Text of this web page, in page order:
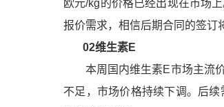
欧元/kg的价格已经出现在市场
报价需求，相信后期合同的签订
02维生素E
本周国内维生素E市场主流
不足，市场价格持续下调。后